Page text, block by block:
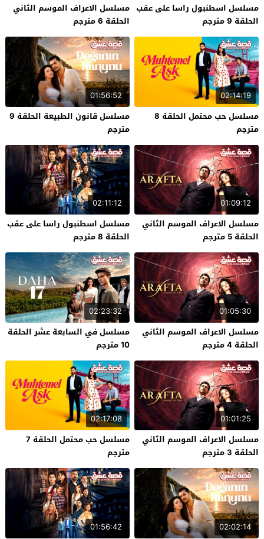
مسلسل اسطنبول راسا على عقب
الحلقة 9 مترجم
مسلسل الاعراف الموسم الثاني
الحلقة 6 مترجم
02:14:19
مسلسل حب محتمل الحلقة 8
مترجم
01:56:52
مسلسل قانون الطبيعة الحلقة 9
مترجم
01:09:12
مسلسل الاعراف الموسم الثاني
الحلقة 5 مترجم
02:11:12
مسلسل اسطنبول راسا على عقب
الحلقة 8 مترجم
01:05:30
مسلسل الاعراف الموسم الثاني
الحلقة 4 مترجم
02:23:32
مسلسل في السابعة عشر الحلقة
10 مترجم
01:01:25
مسلسل الاعراف الموسم الثاني
الحلقة 3 مترجم
02:17:08
مسلسل حب محتمل الحلقة 7
مترجم
02:02:14
01:56:42